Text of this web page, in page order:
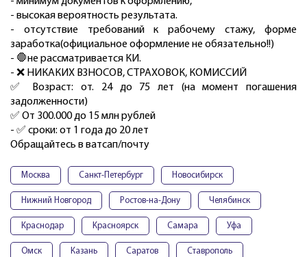
- высокая вероятность результата.
- отсутствие требований к рабочему стажу, форме
заработка(официальное оформление не обязательно!!)
- 🛑не рассматривается КИ.
- ❌ НИКАКИХ ВЗНОСОВ, СТРАХОВОК, КОМИССИЙ
✅ Возраст: от. 24 до 75 лет (на момент погашения
задолженности)
✅ От 300.000 до 15 млн рублей
- ✅ сроки: от 1 года до 20 лет
Обращайтесь в ватcaп/почту
Москва Санкт-Петербург Новосибирск
Нижний Новгород Ростов-на-Дону Челябинск
Краснодар Красноярск Самара Уфа
Омск Казань Саратов Ставрополь